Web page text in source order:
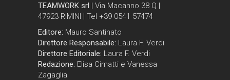
TEAMWORK srl | Via Macanno 38 Q |
47923 RIMINI | Tel +39 0541 57474
Editore: Mauro Santinato
Direttore Responsabile: Laura F. Verdi
Direttore Editoriale: Laura F. Verdi
Redazione: Elisa Cimatti e Vanessa
Zagaglia